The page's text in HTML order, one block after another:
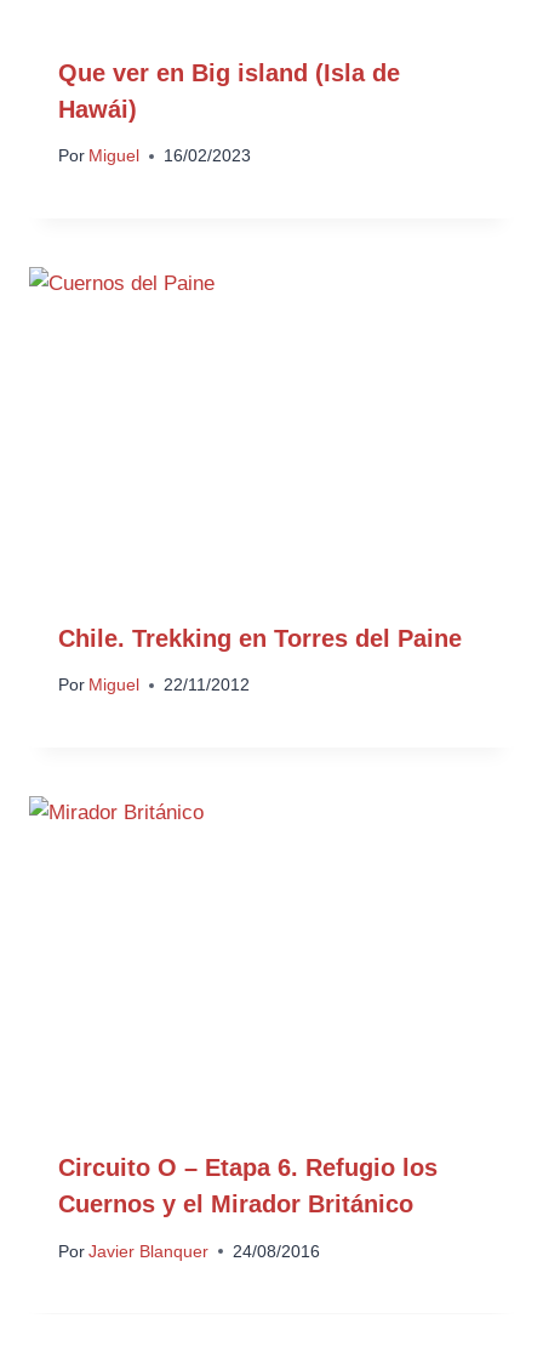
Que ver en Big island (Isla de
Hawái)
Por Miguel 16/02/2023
Chile. Trekking en Torres del Paine
Por Miguel 22/11/2012
Circuito O – Etapa 6. Refugio los
Cuernos y el Mirador Británico
Por Javier Blanquer 24/08/2016